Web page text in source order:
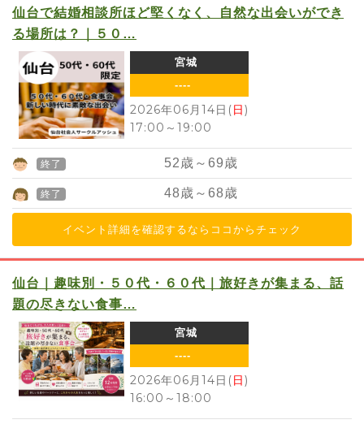
仙台で結婚相談所ほど堅くなく、自然な出会いができ
る場所は？｜５０…
宮城
----
2026年06月14日(日)
17:00 ～ 19:00
終了 52歳～69歳
終了 48歳～68歳
イベント詳細を確認するならココからチェック
仙台｜趣味別・５０代・６０代｜旅好きが集まる、話
題の尽きない食事…
宮城
----
2026年06月14日(日)
16:00 ～ 18:00